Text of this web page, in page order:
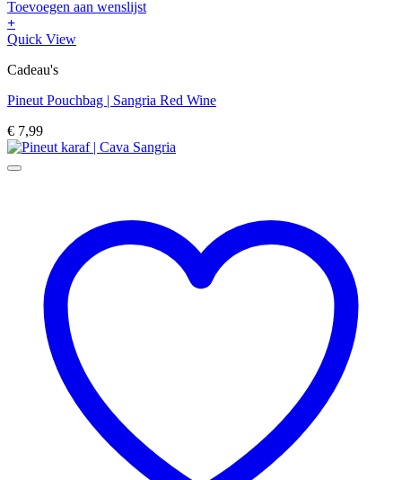
Toevoegen aan wenslijst
+
Quick View
Cadeau's
Pineut Pouchbag | Sangria Red Wine
€ 7,99